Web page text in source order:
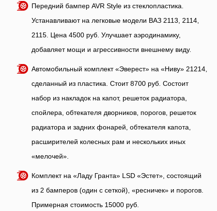
Передний бампер AVR Style из стеклопластика.
Устанавливают на легковые модели ВАЗ 2113, 2114,
2115. Цена 4500 руб. Улучшает аэродинамику,
добавляет мощи и агрессивности внешнему виду.
Автомобильный комплект «Эверест» на «Ниву» 21214,
сделанный из пластика. Стоит 8700 руб. Состоит
набор из накладок на капот, решеток радиатора,
спойлера, обтекателя дворников, порогов, решеток
радиатора и задних фонарей, обтекателя капота,
расширителей колесных рам и нескольких иных
«мелочей».
Комплект на «Ладу Гранта» LSD «Эстет», состоящий
из 2 бамперов (один с сеткой), «ресничек» и порогов.
Примерная стоимость 15000 руб.